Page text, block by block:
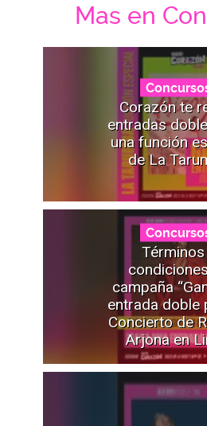
Mas en
Corazón te
entradas
una función
de La
Términos
campaña
entrada doble
Concierto de
Arjona en